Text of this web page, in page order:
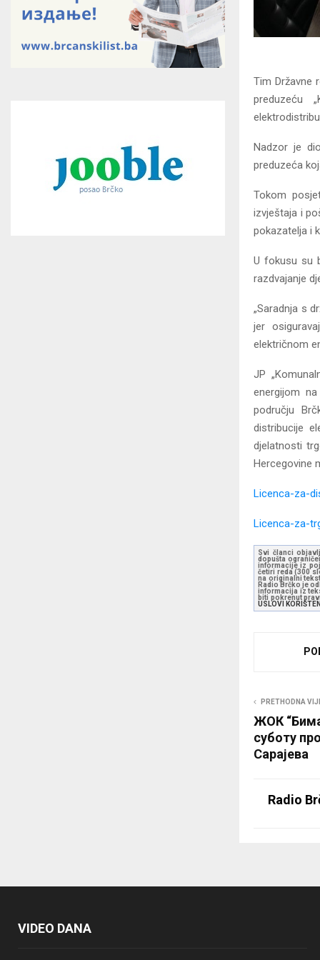
Tim Državne
preduzeću
Nadzor je
preduzeća
Tokom
izvještaja i
pokazatelja i
U fokusu su
razdvajanje
„Saradnja s
jer
električnom
JP
energijom
području
distribucije
djelatnosti
Hercegovine
Licenca-za-
Licenca-za-
Svi članci
dopušta
informacije iz
četiri reda (300
na originalni
Radio Brčko je
informacija iz
biti pokrenut
USLOVI
PRETHODNA
ЖОК
суботу
Сарајева
Radio
VIDEO DANA